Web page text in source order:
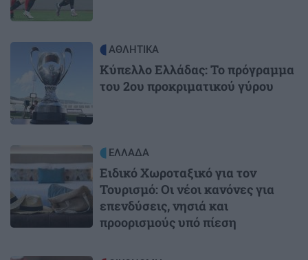
Image ΑΘΛΗΤΙΚΑ
Κύπελλο Ελλάδας: Το πρόγραμμα
του 2ου προκριματικού γύρου
Image ΕΛΛΑΔΑ
Ειδικό Χωροταξικό για τον
Τουρισμό: Οι νέοι κανόνες για
επενδύσεις, νησιά και
προορισμούς υπό πίεση